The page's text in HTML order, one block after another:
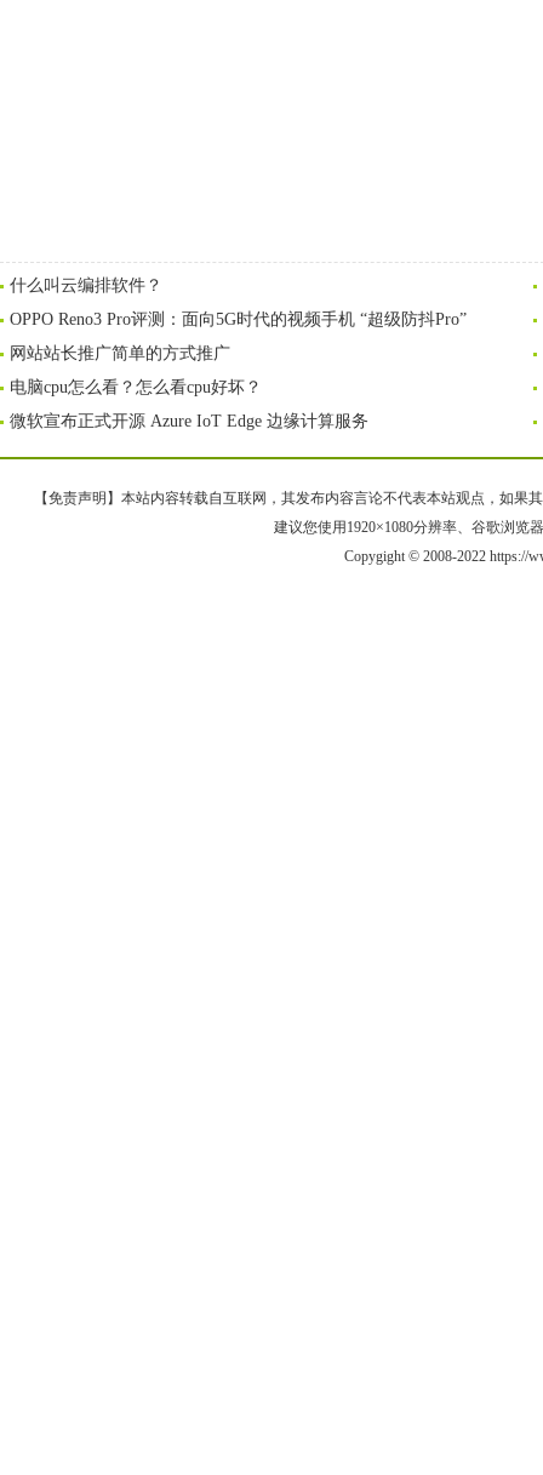
什么叫云编排软件？
OPPO Reno3 Pro评测：面向5G时代的视频手机 “超级防抖Pro”
网站站长推广简单的方式推广
电脑cpu怎么看？怎么看cpu好坏？
微软宣布正式开源 Azure IoT Edge 边缘计算服务
【免责声明】本站内容转载自互联网，其发布内容言论不代表本站观点，如果
建议您使用1920×1080分辨率、谷歌浏览
Copygight © 2008-2022 https://